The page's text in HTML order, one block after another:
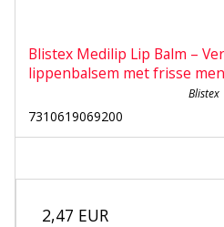
Blistex Medilip Lip Balm –
lippenbalsem met frisse
Blistex
7310619069200
2,47 EUR